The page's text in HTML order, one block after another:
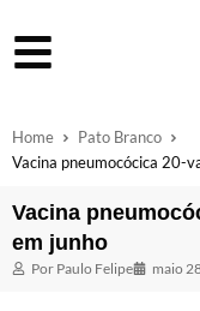
Home
Pato Branco
Vacina pneumocócica 20-
Vacina
em junho
Por Paulo Felipe maio